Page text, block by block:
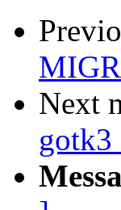
Next